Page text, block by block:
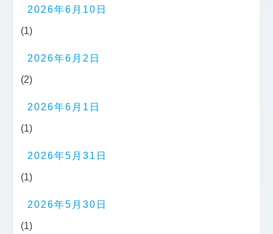
2026年6月10日
(1)
2026年6月2日
(2)
2026年6月1日
(1)
2026年5月31日
(1)
2026年5月30日
(1)